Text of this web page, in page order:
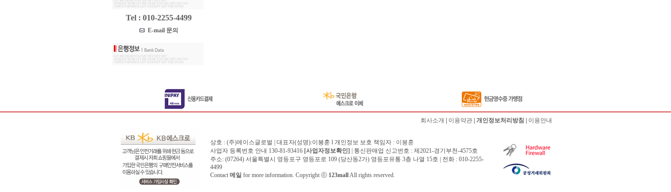
Tel : 010-2255-4499
E-mail 문의
회사소개 이용약관 개인정보처리방침 이용안내
상호 : (주)에이스글로벌 | 대표자(성명):이봉훈 l 개인정보 보호 책임자 : 이봉훈
사업자 등록번호 안내 130-81-93416 [사업자정보확인]
| 통신판매업 신고번호 : 제2021-경기부천-4575호
주소: (07264) 서울특별시 영등포구 영등포로 109 (당산동2가) 영등포유통 3층 나열 15호 | 전화 : 010-2255-
4499
Contact 메일 for more information. Copyright ⓒ 123mallAll rights reserved.